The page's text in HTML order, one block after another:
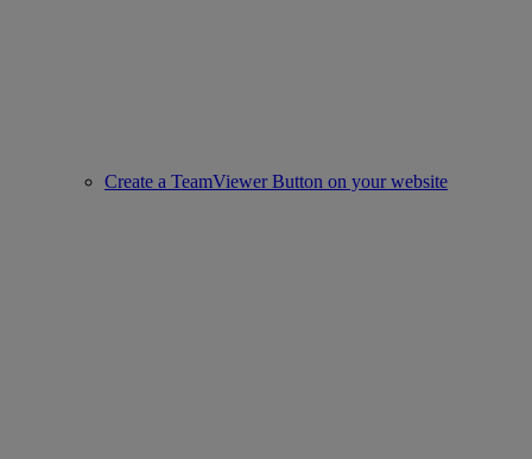
Create a TeamViewer Button on your website